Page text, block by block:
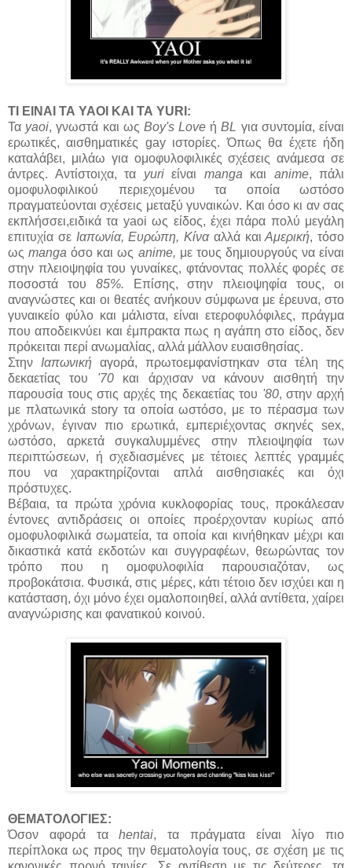
ΤΙ ΕΙΝΑΙ ΤΑ YAOI ΚΑΙ ΤΑ YURI:
Τα yaoi, γνωστά και ως Boy's Love ή BL για συντομία, είναι
ερωτικές, αισθηματικές gay ιστορίες. Όπως θα έχετε ήδη
καταλάβει, μιλάω για ομοφυλοφιλικές σχέσεις ανάμεσα σε
άντρες. Αντίστοιχα, τα yuri είναι manga και anime, πάλι
ομοφυλοφιλικού περιεχομένου τα οποία ωστόσο
πραγματεύονται σχέσεις μεταξύ γυναικών. Και όσο κι αν σας
εκπλήσσει,ειδικά τα yaoi ως είδος, έχει πάρα πολύ μεγάλη
επιτυχία σε Ιαπωνία, Ευρώπη, Κίνα αλλά και Αμερική, τόσο
ωςmanga όσο και ως anime, με τους δημιουργούς να είναι
στην πλειοψηφία του γυναίκες, φτάνοντας πολλές φορές σε
ποσοστά του 85%. Επίσης, στην πλειοψηφία τους, οι
αναγνώστες και οι θεατές ανήκουν σύμφωνα με έρευνα, στο
γυναικείο φύλο και μάλιστα, είναι ετεροφυλόφιλες, πράγμα
που αποδεικνύει και έμπρακτα πως η αγάπη στο είδος, δεν
πρόκειται περί ανωμαλίας, αλλά μάλλον ευαισθησίας.
Στην Ιαπωνική αγορά, πρωτοεμφανίστηκαν στα τέλη της
δεκαετίας του '70και άρχισαν να κάνουν αισθητή την
παρουσία τους στις αρχές της δεκαετίας του '80, στην αρχή
με πλατωνικά story τα οποία ωστόσο, με το πέρασμα των
χρόνων, έγιναν πιο ερωτικά, εμπεριέχοντας σκηνές sex,
ωστόσο, αρκετά συγκαλυμμένες στην πλειοψηφία των
περιπτώσεων, ή σχεδιασμένες με τέτοιες λεπτές γραμμές
που να χαρακτηρίζονται απλά αισθησιακές και όχι
πρόστυχες.
Βέβαια, τα πρώτα χρόνια κυκλοφορίας τους, προκάλεσαν
έντονες αντιδράσεις οι οποίες προέρχονταν κυρίως από
ομοφυλοφιλικά σωματεία, τα οποία και κινήθηκαν μέχρι και
δικαστικά κατά εκδοτών και συγγραφέων, θεωρώντας τον
τρόπο που η ομοφυλοφιλία παρουσιαζόταν, ως
προβοκάτσια. Φυσικά, στις μέρες, κάτι τέτοιο δεν ισχύει και η
κατάσταση, όχι μόνο έχει ομαλοποιηθεί, αλλά αντίθετα, χαίρει
αναγνώρισης και φανατικού κοινού.
ΘΕΜΑΤΟΛΟΓΙΕΣ:
Όσον αφορά ταhentai, τα πράγματα είναι λίγο πιο
περίπλοκα ως προς την θεματολογία τους, σε σχέση με τις